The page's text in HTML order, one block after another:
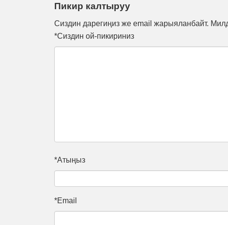
Пикир калтыруу
Сиздин дарегиңиз же email жарыяланбайт.
*Сиздин ой-пикириниз
*Атыңыз
*Email